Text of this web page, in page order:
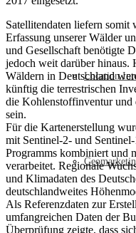
Location
Satellitendaten liefern
Erfassung unserer Wälder
und Gesellschaft benötigte
jedoch weit darüber hinaus.
Wäldern in Deutschland
künftig die terrestrischen
die Kohlenstoffinventur und
sein.
Für die Kartenerstellung
mit Sentinel-2- und
Programms kombiniert und
verarbeitet. Regionale
und Klimadaten des
deutschlandweites
Als Referenzdaten zur
umfangreichen Daten der
Überprüfung zeigte, dass